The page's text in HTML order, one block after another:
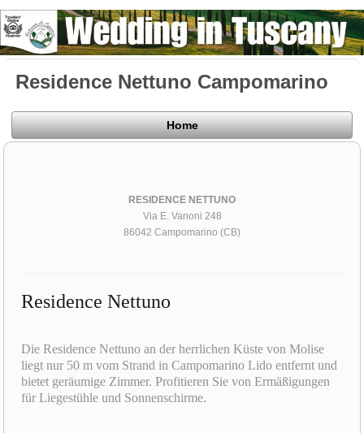
Residence Nettuno Campomarino
Home
RESIDENCE NETTUNO
Via E. Vanoni 248
86042 Campomarino (CB)
Residence Nettuno
Die Residence Nettuno an der herrlichen Küste von Molise
liegt nur 50 m vom Strand in Campomarino Lido entfernt und
bietet geräumige Zimmer. Profitieren Sie von Ermäßigungen
für Liegestühle und Sonnenschirme.